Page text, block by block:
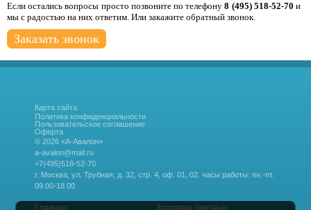
Если остались вопросы просто позвоните по телефону8 (495) 518-52-70 и
мы с радостью на них ответим. Или закажите обратный звонок.
Заказать звонок
Карта сайта
Политика конфиденциальности
Пользовательское соглашение
Оферта
© 2026 «А-Авалон»
a-avalon@mail.ru
+7(495)518-52-70
г. Москва, ул. Трубная, д. 32, стр. 4, оф. 01, 02. часы работы: пн.-пт.
09.00-18.00
Главная Заправка цветных